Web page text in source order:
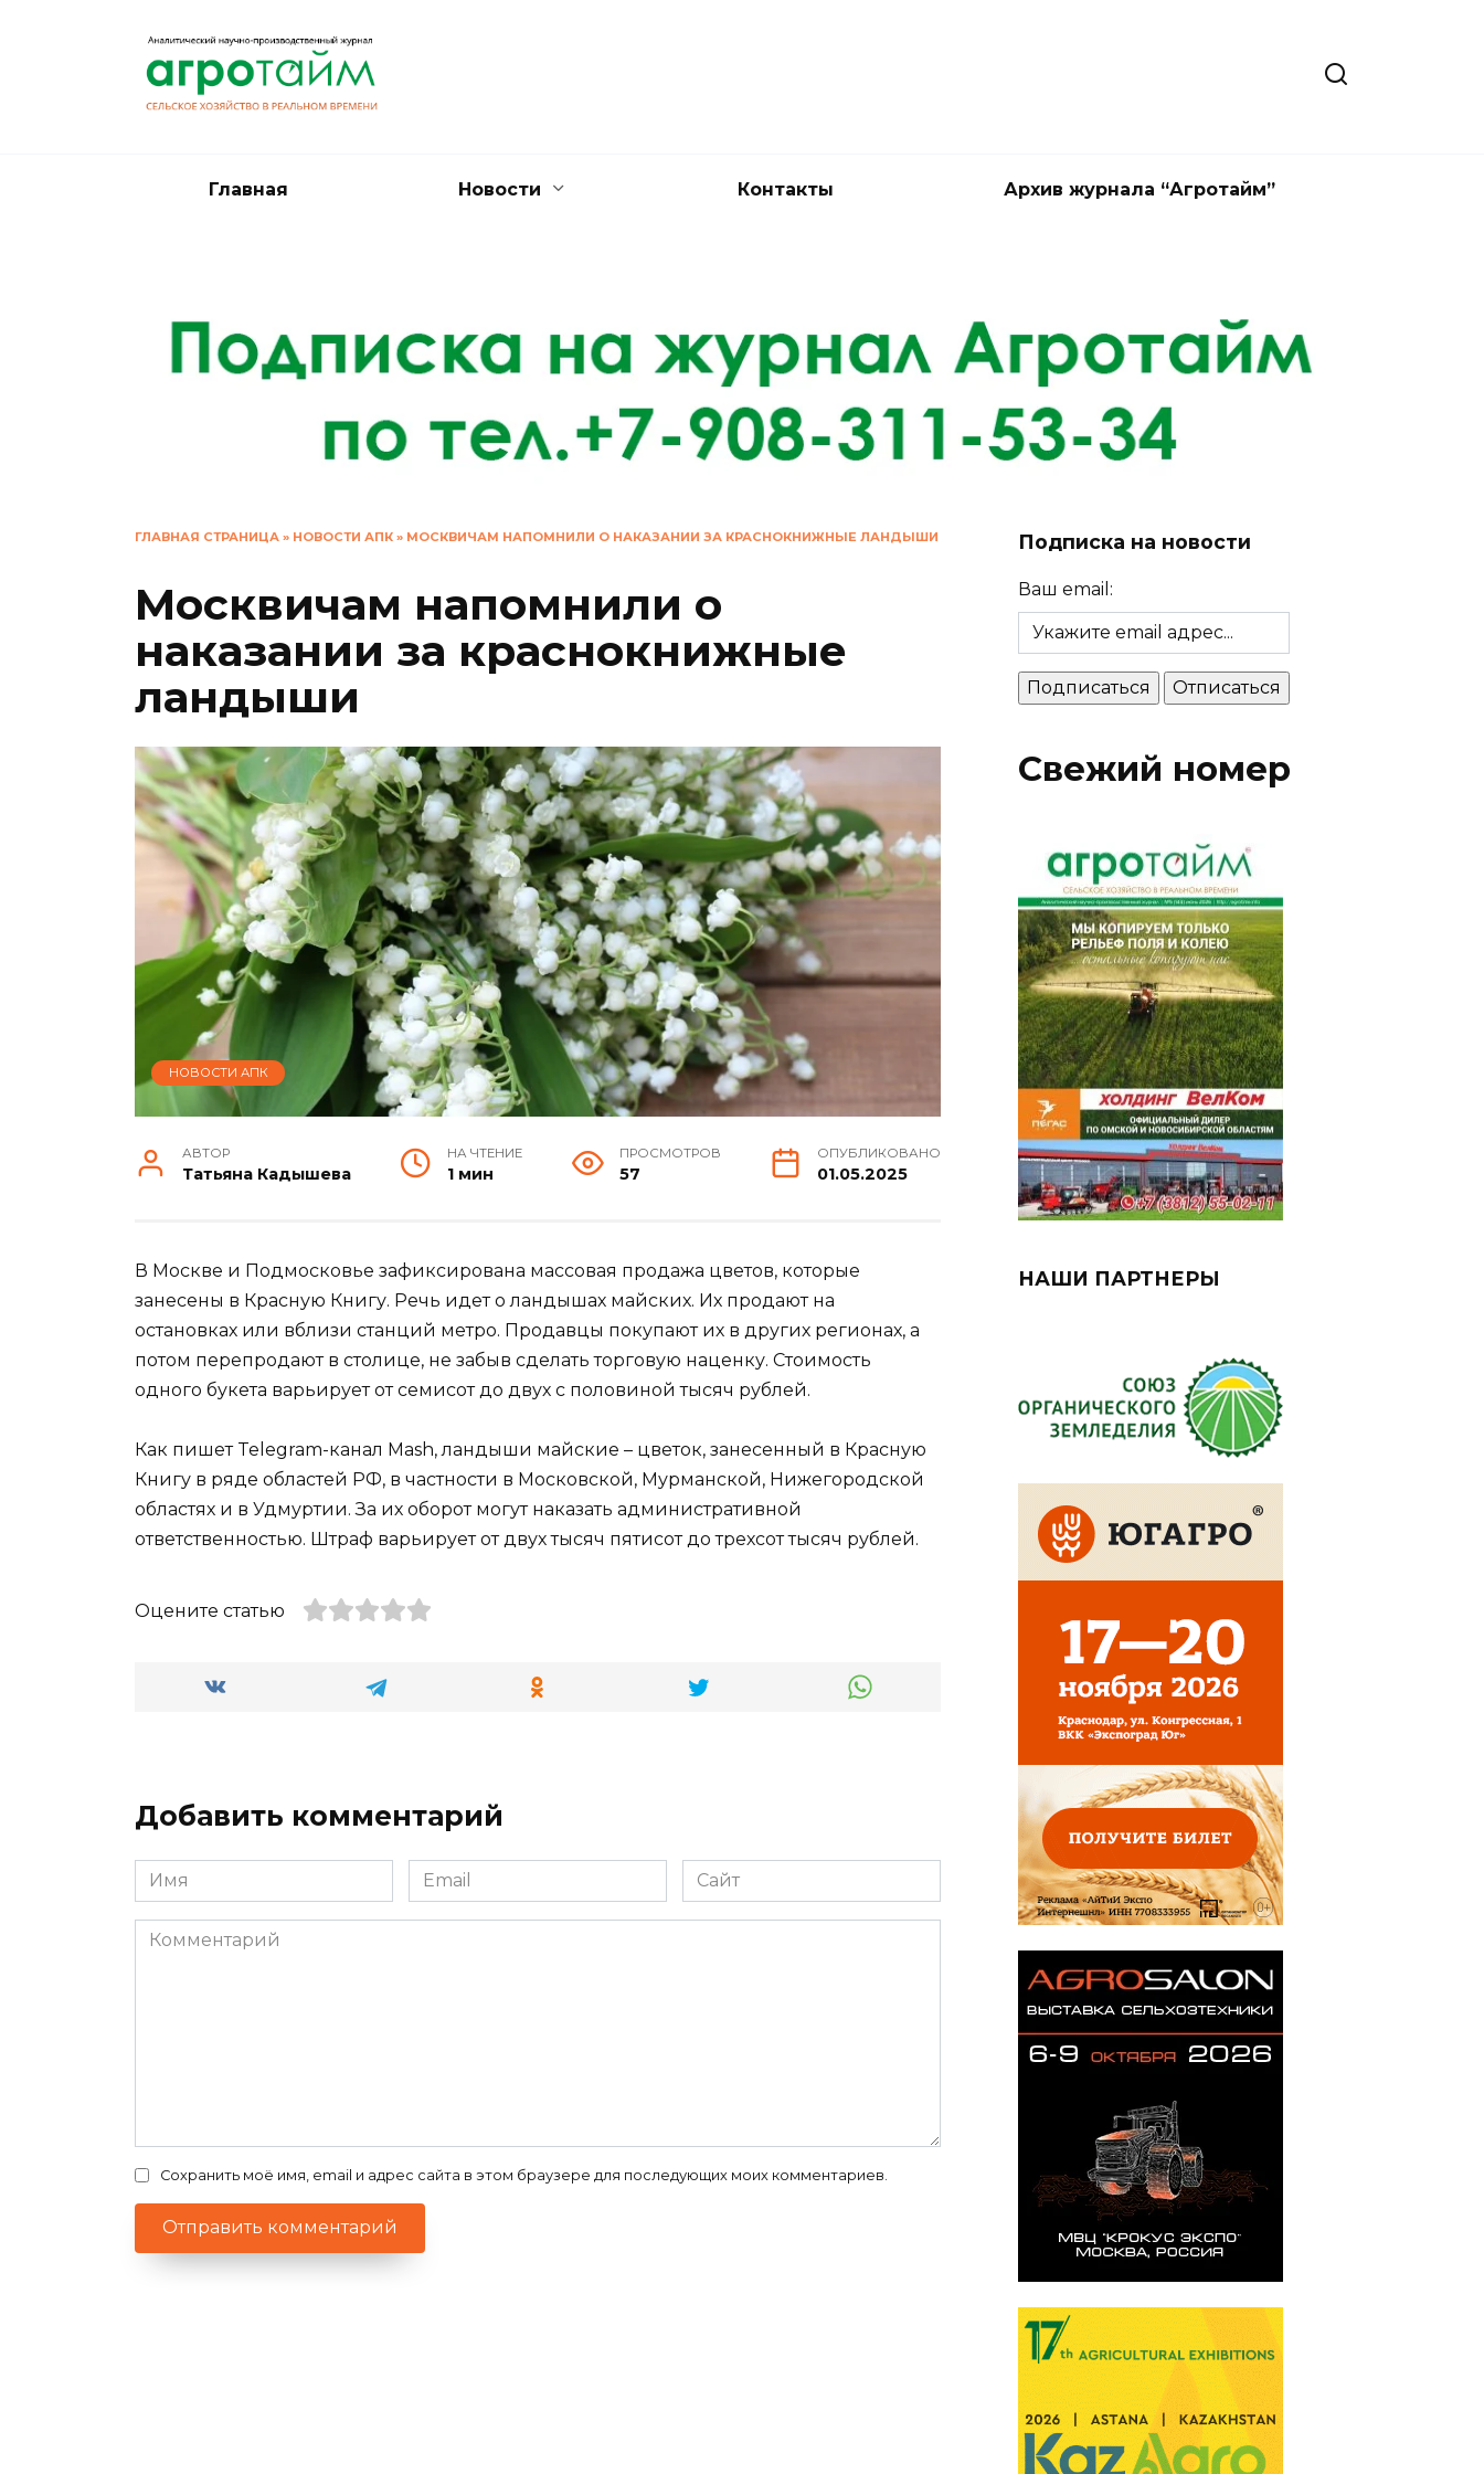
Главная Новости Контакты Архив журнала “Агротайм”
ГЛАВНАЯ СТРАНИЦА » НОВОСТИ АПК » МОСКВИЧАМ НАПОМНИЛИ О НАКАЗАНИИ ЗА КРАСНОКНИЖНЫЕ ЛАНДЫШИ
Москвичам напомнили о
наказании за краснокнижные
ландыши
НОВОСТИ АПК
АВТОР
Татьяна Кадышева
НА ЧТЕНИЕ
1 мин
ПРОСМОТРОВ
57
ОПУБЛИКОВАНО
01.05.2025
В Москве и Подмосковье зафиксирована массовая продажа цветов, которые
занесены в Красную Книгу. Речь идет о ландышах майских. Их продают на
остановках или вблизи станций метро. Продавцы покупают их в других регионах, а
потом перепродают в столице, не забыв сделать торговую наценку. Стоимость
одного букета варьирует от семисот до двух с половиной тысяч рублей.
Как пишет Telegram-канал Mash, ландыши майские – цветок, занесенный в Красную
Книгу в ряде областей РФ, в частности в Московской, Мурманской, Нижегородской
областях и в Удмуртии. За их оборот могут наказать административной
ответственностью. Штраф варьирует от двух тысяч пятисот до трехсот тысяч рублей.
Оцените статью
Добавить комментарий
Имя
*
Email
*
Сайт
Комментарий
Сохранить моё имя, email и адрес сайта в этом браузере для последующих моих комментариев.
Подписка на новости
Ваш email:
Свежий номер
НАШИ ПАРТНЕРЫ